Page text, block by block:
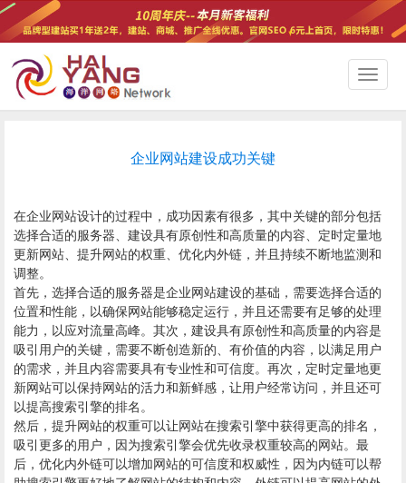
切
换
导
企业网站建设成功关键
在企业网站设计的过程中，成功因素有很多，其中关键的部分包括
选择合适的服务器、建设具有原创性和高质量的内容、定时定量地
更新网站、提升网站的权重、优化内外链，并且持续不断地监测和
调整。
首先，选择合适的服务器是企业网站建设的基础，需要选择合适的
位置和性能，以确保网站能够稳定运行，并且还需要有足够的处理
能力，以应对流量高峰。其次，建设具有原创性和高质量的内容是
吸引用户的关键，需要不断创造新的、有价值的内容，以满足用户
的需求，并且内容需要具有专业性和可信度。再次，定时定量地更
新网站可以保持网站的活力和新鲜感，让用户经常访问，并且还可
以提高搜索引擎的排名。
然后，提升网站的权重可以让网站在搜索引擎中获得更高的排名，
吸引更多的用户，因为搜索引擎会优先收录权重较高的网站。最
后，优化内外链可以增加网站的可信度和权威性，因为内链可以帮